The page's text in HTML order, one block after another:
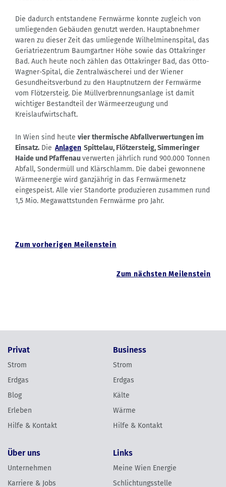
Die dadurch entstandene Fernwärme konnte zugleich von
umliegenden Gebäuden genutzt werden. Hauptabnehmer
waren zu dieser Zeit das umliegende Wilhelminenspital, das
Geriatriezentrum Baumgartner Höhe sowie das Ottakringer
Bad. Auch heute noch zählen das Ottakringer Bad, das Otto-
Wagner-Spital, die Zentralwäscherei und der Wiener
Gesundheitsverbund zu den Hauptnutzern der Fernwärme
vom Flötzersteig. Die Müllverbrennungsanlage ist damit
wichtiger Bestandteil der Wärmeerzeugung und
Kreislaufwirtschaft.
In Wien sind heute vier thermische Abfallverwertungen im
Einsatz. Die Anlagen Spittelau, Flötzersteig, Simmeringer
Haide und Pfaffenauverwerten jährlich rund 900.000 Tonnen
Abfall, Sondermüll und Klärschlamm. Die dabei gewonnene
Wärmeenergie wird ganzjährig in das Fernwärmenetz
eingespeist. Alle vier Standorte produzieren zusammen rund
1,5 Mio. Megawattstunden Fernwärme pro Jahr.
Zum vorherigen Meilenstein
Zum nächsten Meilenstein
Privat
Strom
Erdgas
Blog
Erleben
Hilfe & Kontakt
Business
Strom
Erdgas
Kälte
Wärme
Hilfe & Kontakt
Über uns
Unternehmen
Karriere & Jobs
Links
Meine Wien Energie
Schlichtungsstelle